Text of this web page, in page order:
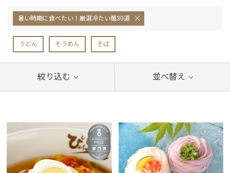
暑い時期に食べたい！厳選冷たい麺30選
うどん そうめん そば
絞り込む 並べ替え